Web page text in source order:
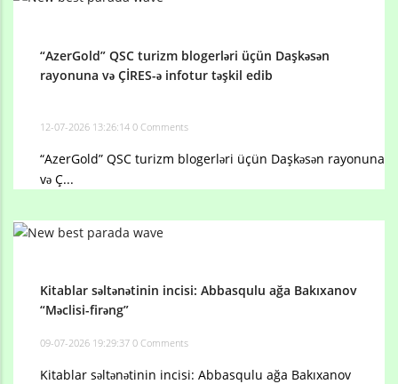
“AzerGold” QSC turizm blogerləri üçün Daşkəsən
rayonuna və ÇİRES-ə infotur təşkil edib
12-07-2026 13:26:14 0 Comments
“AzerGold” QSC turizm blogerləri üçün Daşkəsən rayonuna
və Ç...
Kitablar səltənətinin incisi: Abbasqulu ağa Bakıxanov
“Məclisi-firəng”
09-07-2026 19:29:37 0 Comments
Kitablar səltənətinin incisi: Abbasqulu ağa Bakıxanov